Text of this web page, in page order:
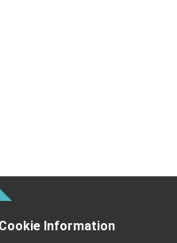
Cookie Information